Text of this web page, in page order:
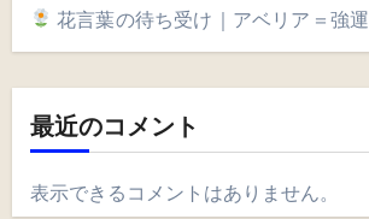
花言葉の待ち受け｜アベリア＝強運
最近のコメント
表示できるコメントはありません。